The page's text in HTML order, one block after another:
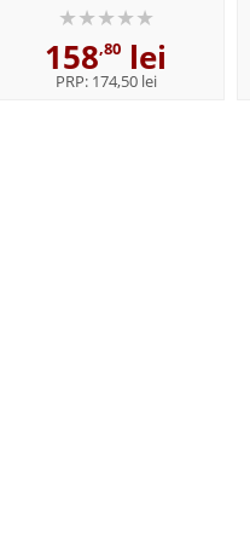
students of English - Format,
Paperback
158,80 lei
PRP: 174,50 lei